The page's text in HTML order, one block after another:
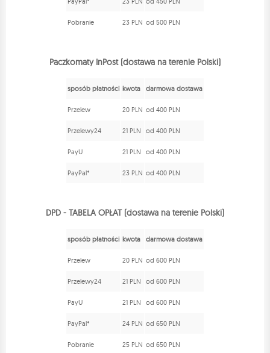
Pobranie 23 PLN od 500 PLN
Paczkomaty InPost (dostawa na terenie Polski)
sposób płatności kwota darmowa dostawa
Przelew 20 PLN od 400 PLN
Przelewy24 21 PLN od 400 PLN
PayU 21 PLN od 400 PLN
PayPal* 23 PLN od 400 PLN
DPD - TABELA OPŁAT (dostawa na terenie Polski)
sposób płatności kwota darmowa dostawa
Przelew 20 PLN od 600 PLN
Przelewy24 21 PLN od 600 PLN
PayU 21 PLN od 600 PLN
PayPal* 24 PLN od 650 PLN
Pobranie 25 PLN od 650 PLN